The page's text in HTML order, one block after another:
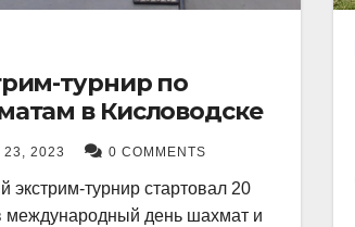
турнир по
в Кисловодске
2023 0 COMMENTS
экстрим-турнир стартовал 20
международный день шахмат и